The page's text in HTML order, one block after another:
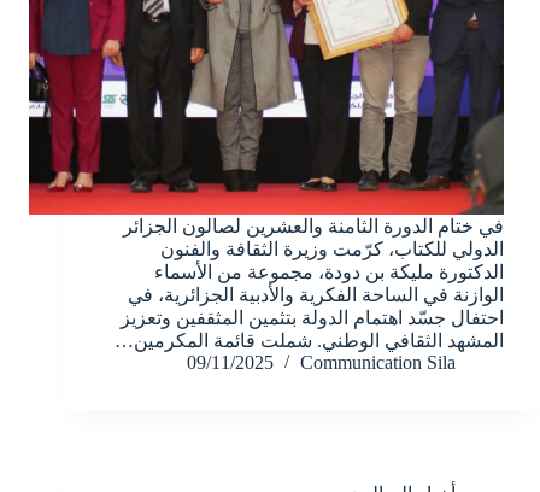
في ختام الدورة الثامنة والعشرين لصالون الجزائر
الدولي للكتاب، كرّمت وزيرة الثقافة والفنون
الدكتورة مليكة بن دودة، مجموعة من الأسماء
الوازنة في الساحة الفكرية والأدبية الجزائرية، في
احتفال جسّد اهتمام الدولة بتثمين المثقفين وتعزيز
المشهد الثقافي الوطني. شملت قائمة المكرمين…
Communication Sila
09/11/2025